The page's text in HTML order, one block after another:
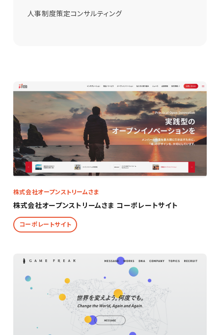
人事制度策定コンサルティング
株式会社オープンストリームさま コーポレートサイト
株式会社オープンストリームさま
コーポレートサイト